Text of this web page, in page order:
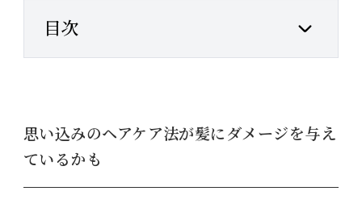
目次
思い込みのヘアケア法が髪にダメージを与え
ているかも